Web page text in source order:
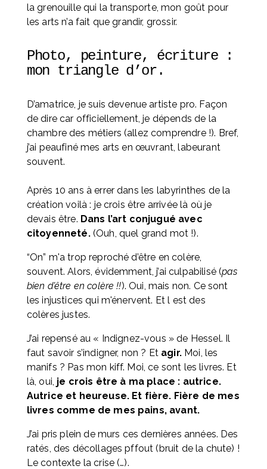
la grenouille qui la transporte, mon goût pour
les arts n’a fait que grandir, grossir.
Photo, peinture, écriture :
mon triangle d’or.
D’amatrice, je suis devenue artiste pro. Façon
de dire car officiellement, je dépends de la
chambre des métiers (allez comprendre !). Bref,
j’ai peaufiné mes arts en œuvrant, labeurant
souvent.
Après 10 ans à errer dans les labyrinthes de la
création voilà : je crois être arrivée là où je
devais être. Dans l’art conjugué avec
citoyenneté. (Ouh, quel grand mot !).
“On” m'a trop reproché d’être en colère,
souvent. Alors, évidemment, j’ai culpabilisé (pas
bien d’être en colère !!). Oui, mais non. Ce sont
les injustices qui m'énervent. Et l est des
colères justes.
J’ai repensé au « Indignez-vous » de Hessel. Il
faut savoir s’indigner, non ? Et agir. Moi, les
manifs ? Pas mon kiff. Moi, ce sont les livres. Et
là, oui, je crois être à ma place : autrice.
Autrice et heureuse. Et fière. Fière de mes
livres comme de mes pains, avant.
J’ai pris plein de murs ces dernières années. Des
ratés, des décollages pffout (bruit de la chute) !
Le contexte la crise (…).